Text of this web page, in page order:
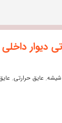
دیوار
,عایق حرارتی,